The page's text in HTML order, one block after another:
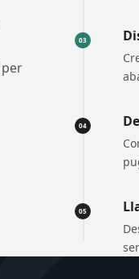
03
04
05